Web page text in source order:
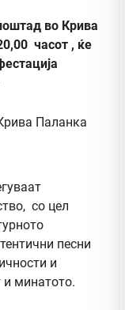
во Крива
часот , ќе
со цел
песни
и
минатото.